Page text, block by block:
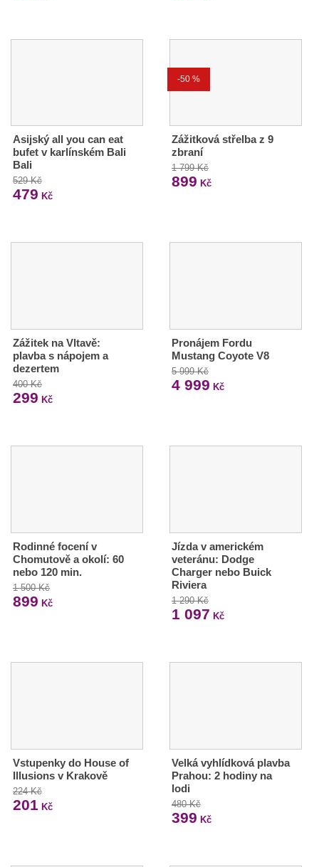
Asijský all you can eat
bufet v karlínském Bali
Bali
529 Kč
479 Kč
-50 %
Zážitková střelba z 9
zbraní
1 799 Kč
899 Kč
Zážitek na Vltavě:
plavba s nápojem a
dezertem
400 Kč
299 Kč
Pronájem Fordu
Mustang Coyote V8
5 999 Kč
4 999 Kč
Rodinné focení v
Chomutově a okolí: 60
nebo 120 min.
1 500 Kč
899 Kč
Jízda v americkém
veteránu: Dodge
Charger nebo Buick
Riviera
1 290 Kč
1 097 Kč
Vstupenky do House of
Illusions v Krakově
224 Kč
201 Kč
Velká vyhlídková plavba
Prahou: 2 hodiny na
lodi
480 Kč
399 Kč